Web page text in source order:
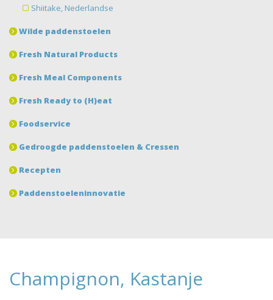
Shiitake, Nederlandse
Wilde paddenstoelen
Fresh Natural Products
Fresh Meal Components
Fresh Ready to (H)eat
Foodservice
Gedroogde paddenstoelen & Cressen
Recepten
Paddenstoeleninnovatie
Champignon, Kastanje